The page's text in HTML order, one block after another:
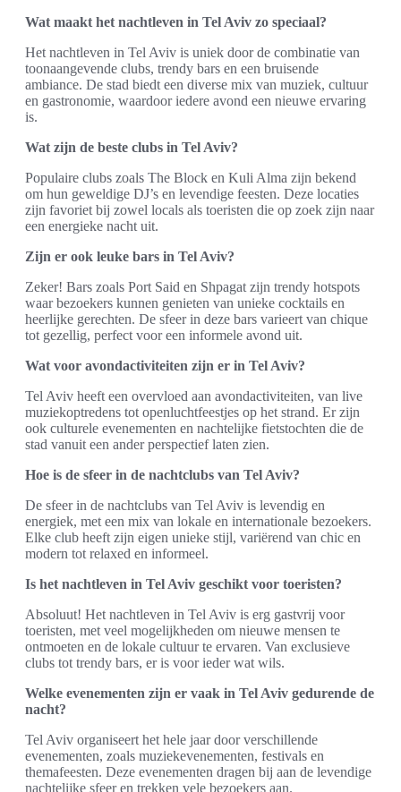
Wat maakt het nachtleven in Tel Aviv zo speciaal?
Het nachtleven in Tel Aviv is uniek door de combinatie van
toonaangevende clubs, trendy bars en een bruisende
ambiance. De stad biedt een diverse mix van muziek, cultuur
en gastronomie, waardoor iedere avond een nieuwe ervaring
is.
Wat zijn de beste clubs in Tel Aviv?
Populaire clubs zoals The Block en Kuli Alma zijn bekend
om hun geweldige DJ’s en levendige feesten. Deze locaties
zijn favoriet bij zowel locals als toeristen die op zoek zijn naar
een energieke nacht uit.
Zijn er ook leuke bars in Tel Aviv?
Zeker! Bars zoals Port Said en Shpagat zijn trendy hotspots
waar bezoekers kunnen genieten van unieke cocktails en
heerlijke gerechten. De sfeer in deze bars varieert van chique
tot gezellig, perfect voor een informele avond uit.
Wat voor avondactiviteiten zijn er in Tel Aviv?
Tel Aviv heeft een overvloed aan avondactiviteiten, van live
muziekoptredens tot openluchtfeestjes op het strand. Er zijn
ook culturele evenementen en nachtelijke fietstochten die de
stad vanuit een ander perspectief laten zien.
Hoe is de sfeer in de nachtclubs van Tel Aviv?
De sfeer in de nachtclubs van Tel Aviv is levendig en
energiek, met een mix van lokale en internationale bezoekers.
Elke club heeft zijn eigen unieke stijl, variërend van chic en
modern tot relaxed en informeel.
Is het nachtleven in Tel Aviv geschikt voor toeristen?
Absoluut! Het nachtleven in Tel Aviv is erg gastvrij voor
toeristen, met veel mogelijkheden om nieuwe mensen te
ontmoeten en de lokale cultuur te ervaren. Van exclusieve
clubs tot trendy bars, er is voor ieder wat wils.
Welke evenementen zijn er vaak in Tel Aviv gedurende de
nacht?
Tel Aviv organiseert het hele jaar door verschillende
evenementen, zoals muziekevenementen, festivals en
themafeesten. Deze evenementen dragen bij aan de levendige
nachtelijke sfeer en trekken vele bezoekers aan.